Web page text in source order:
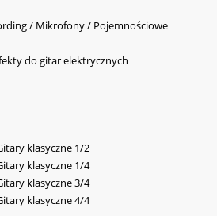
/ Mikrofony / Pojemnościowe
do gitar elektrycznych
klasyczne 1/2
klasyczne 1/4
klasyczne 3/4
klasyczne 4/4